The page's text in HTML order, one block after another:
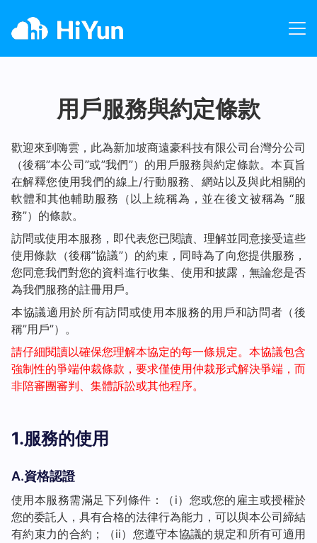
用戶服務與約定條款
歡迎來到嗨雲，此為新加坡商遠豪科技有限公司台灣分公司
（後稱”本公司”或”我們”）的用戶服務與約定條款。本頁旨
在解釋您使用我們的線上/行動服務、網站以及與此相關的
軟體和其他輔助服務（以上統稱為，並在後文被稱為 “服
務”）的條款。
訪問或使用本服務，即代表您已閱讀、理解並同意接受這些
使用條款（後稱”協議”）的約束，同時為了向您提供服務，
您同意我們對您的資料進行收集、使用和披露，無論您是否
為我們服務的註冊用戶。
本協議適用於所有訪問或使用本服務的用戶和訪問者（後
稱”用戶”）。
請仔細閱讀以確保您理解本協定的每一條規定。本協議包含
強制性的爭端仲裁條款，要求僅使用仲裁形式解決爭端，而
非陪審團審判、集體訴訟或其他程序。
1.服務的使用
A.資格認證
使用本服務需滿足下列條件：（i）您或您的雇主或授權於
您的委託人，具有合格的法律行為能力，可以與本公司締結
有約束力的合約；（ii）您遵守本協議的規定和所有可適用